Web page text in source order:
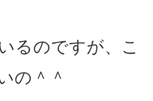
るのですが、こ
の＾＾